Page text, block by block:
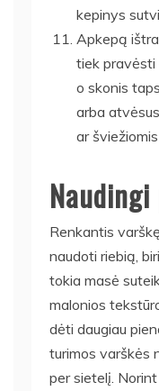
kepinys
Apkepą
tiek pravėsti
o skonis
arba
ar
Renkantis
naudoti riebią,
tokia masė
malonios
dėti daugiau
turimos varškės
per sietelį.